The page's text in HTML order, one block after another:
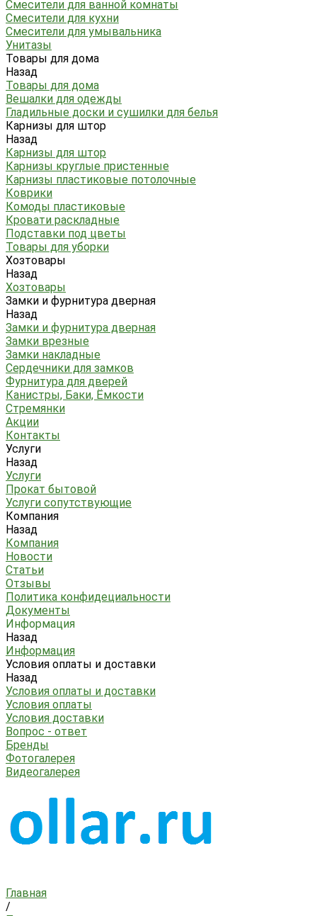
Смесители для ванной комнаты
Смесители для кухни
Смесители для умывальника
Унитазы
Товары для дома
Назад
Товары для дома
Вешалки для одежды
Гладильные доски и сушилки для белья
Карнизы для штор
Назад
Карнизы для штор
Карнизы круглые пристенные
Карнизы пластиковые потолочные
Коврики
Комоды пластиковые
Кровати раскладные
Подставки под цветы
Товары для уборки
Хозтовары
Назад
Хозтовары
Замки и фурнитура дверная
Назад
Замки и фурнитура дверная
Замки врезные
Замки накладные
Сердечники для замков
Фурнитура для дверей
Канистры, Баки, Ёмкости
Стремянки
Акции
Контакты
Услуги
Назад
Услуги
Прокат бытовой
Услуги сопутствующие
Компания
Назад
Компания
Новости
Статьи
Отзывы
Политика конфидециальности
Документы
Информация
Назад
Информация
Условия оплаты и доставки
Назад
Условия оплаты и доставки
Условия оплаты
Условия доставки
Вопрос - ответ
Бренды
Фотогалерея
Видеогалерея
Главная
/